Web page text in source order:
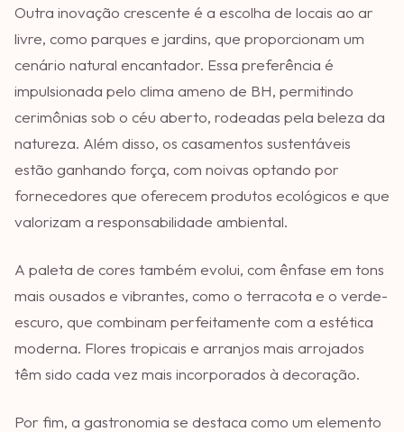
Outra inovação crescente é a escolha de locais ao ar
livre, como parques e jardins, que proporcionam um
cenário natural encantador. Essa preferência é
impulsionada pelo clima ameno de BH, permitindo
cerimônias sob o céu aberto, rodeadas pela beleza da
natureza. Além disso, os casamentos sustentáveis
estão ganhando força, com noivas optando por
fornecedores que oferecem produtos ecológicos e que
valorizam a responsabilidade ambiental.
A paleta de cores também evolui, com ênfase em tons
mais ousados e vibrantes, como o terracota e o verde-
escuro, que combinam perfeitamente com a estética
moderna. Flores tropicais e arranjos mais arrojados
têm sido cada vez mais incorporados à decoração.
Por fim, a gastronomia se destaca como um elemento